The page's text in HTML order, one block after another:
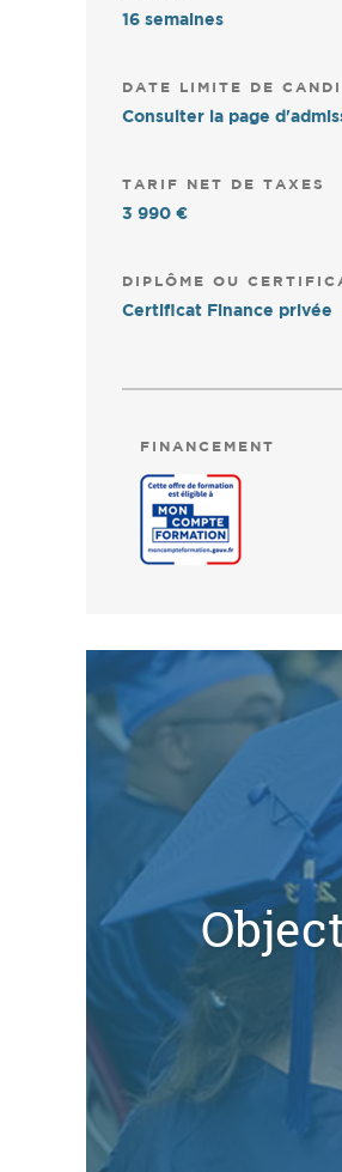
16 semaines
DATE LIMITE DE
Consulter la page
TARIF NET DE TAXES
3 990 €
DIPLÔME OU
Certificat Finance privée
FINANCEMENT